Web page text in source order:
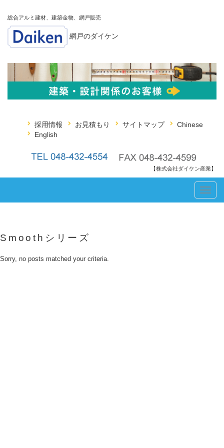
総合アルミ建材、建築金物、網戸販売
網戸のダイケン
採用情報 お見積もり サイトマップ
Chinese
English
【株式会社ダイケン産業】
Smoothシリーズ
Sorry, no posts matched your criteria.